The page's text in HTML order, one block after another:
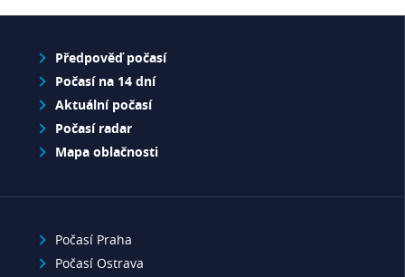
Předpověď počasí
Počasí na 14 dní
Aktuální počasí
Počasí radar
Mapa oblačnosti
Počasí Praha
Počasí Ostrava